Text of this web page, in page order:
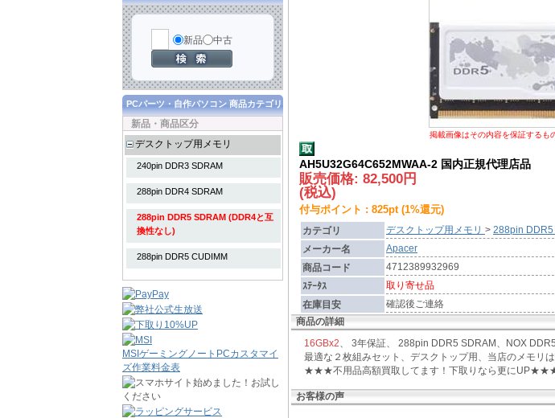
掲載画像はその内容を保証するも
AH5U32G64C652MWAA-2 国内正規代理店品
販売価格: 82,500円
(税込)
付与ポイント : 825pt (1%還元)
カテゴリ デスクトップ用メモリ > 288pin DDR5
メーカー名
Apacer
商品コード
4712389932969
ｽﾃｰﾀｽ
取り寄せ品
在庫目安
確認後ご連絡
商品の詳細
16GBx2 、 3年保証、 288pin DDR5 SDRAM、NOX
最適な２枚組みセット、デスクトップ用、当店のメモ
★★★不用品高額買取してます！下取りなら更に
お客様の声
新品 中古
PCパーツ・自作パソコン 商品カテゴリ
新品・商品区分
デスクトップ用メモリ
240pin DDR3 SDRAM
288pin DDR4 SDRAM
288pin DDR5 SDRAM (DDR4と互
換性なし)
288pin DDR5 CUDIMM
MSIゲーミングノートPCカスタマイ
ズ作業料金表